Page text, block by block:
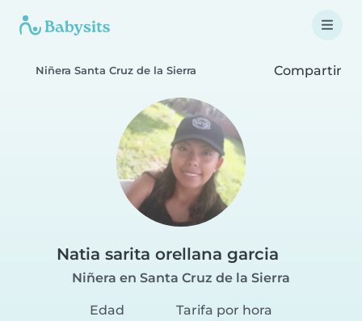
Niñera Santa Cruz de la Sierra Compartir
Natia sarita orellana garcia
Niñera en Santa Cruz de la Sierra
Edad
Tarifa por hora